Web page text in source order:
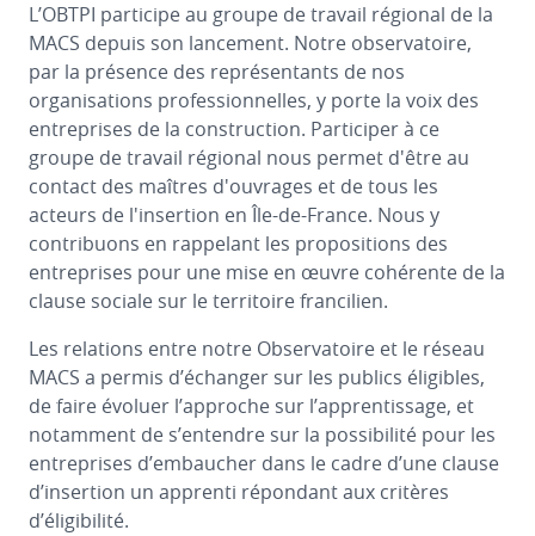
L’OBTPI participe au groupe de travail régional de la
MACS depuis son lancement. Notre observatoire,
par la présence des représentants de nos
organisations professionnelles, y porte la voix des
entreprises de la construction. Participer à ce
groupe de travail régional nous permet d'être au
contact des maîtres d'ouvrages et de tous les
acteurs de l'insertion en Île-de-France. Nous y
contribuons en rappelant les propositions des
entreprises pour une mise en œuvre cohérente de la
clause sociale sur le territoire francilien.
Les relations entre notre Observatoire et le réseau
MACS a permis d’échanger sur les publics éligibles,
de faire évoluer l’approche sur l’apprentissage, et
notamment de s’entendre sur la possibilité pour les
entreprises d’embaucher dans le cadre d’une clause
d’insertion un apprenti répondant aux critères
d’éligibilité.